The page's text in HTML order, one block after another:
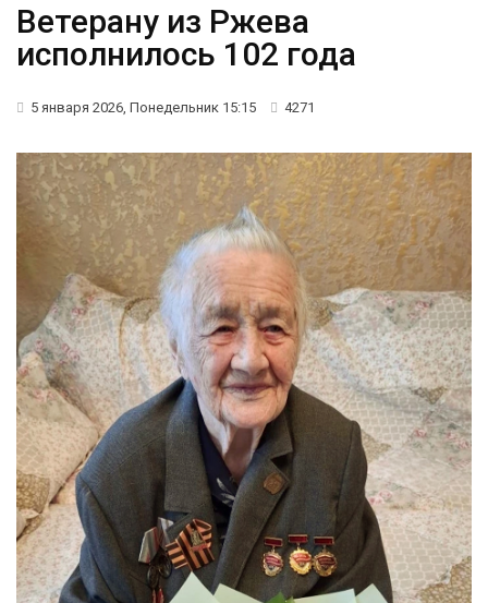
Ветерану из Ржева
исполнилось 102 года
5 января 2026, Понедельник 15:15 4271